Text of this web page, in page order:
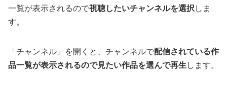
一覧が表示されるので視聴したいチャンネルを選択 しま
す。
「チャンネル」を開くと、チャンネルで配信されている作
品一覧が表示されるので見たい作品を選んで再生 します。